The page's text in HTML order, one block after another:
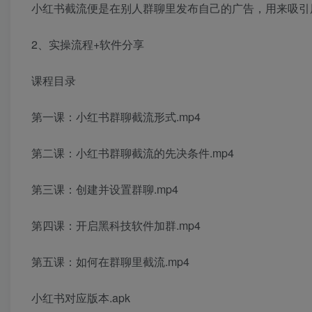
小红书截流便是在别人群聊里发布自己的广告，用来吸
2、实操流程+软件分享
课程目录
第一课：小红书群聊截流形式.mp4
第二课：小红书群聊截流的先决条件.mp4
第三课：创建并设置群聊.mp4
第四课：开启黑科技软件加群.mp4
第五课：如何在群聊里截流.mp4
小红书对应版本.apk